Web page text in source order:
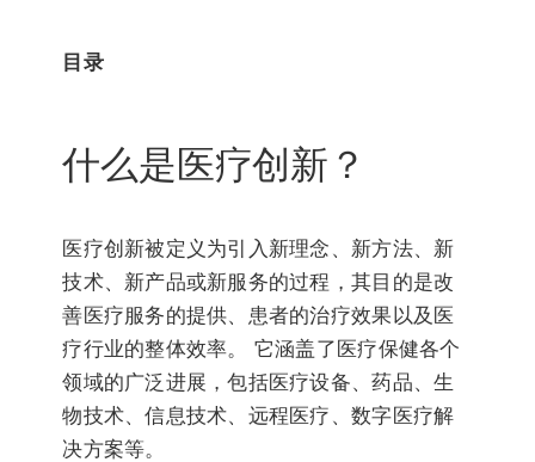
目录
什么是医疗创新？
医疗创新被定义为引入新理念、新方法、新
技术、新产品或新服务的过程，其目的是改
善医疗服务的提供、患者的治疗效果以及医
疗行业的整体效率。 它涵盖了医疗保健各个
领域的广泛进展，包括医疗设备、药品、生
物技术、信息技术、远程医疗、数字医疗解
决方案等。